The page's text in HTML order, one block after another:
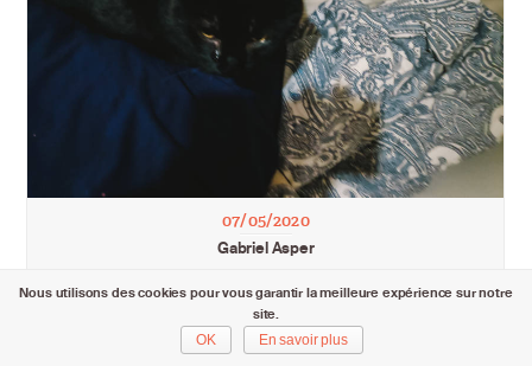
07/05/2020
Gabriel Asper
Nous utilisons des cookies pour vous garantir la meilleure expérience sur notre
site.
OK
En savoir plus